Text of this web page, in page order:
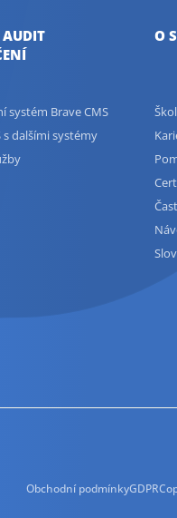
AUDIT
systém Brave CMS
s dalšími systémy
O
Obchodní podmínkyGDPR